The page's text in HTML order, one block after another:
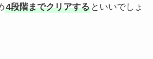
4段階までクリアするといいでしょ